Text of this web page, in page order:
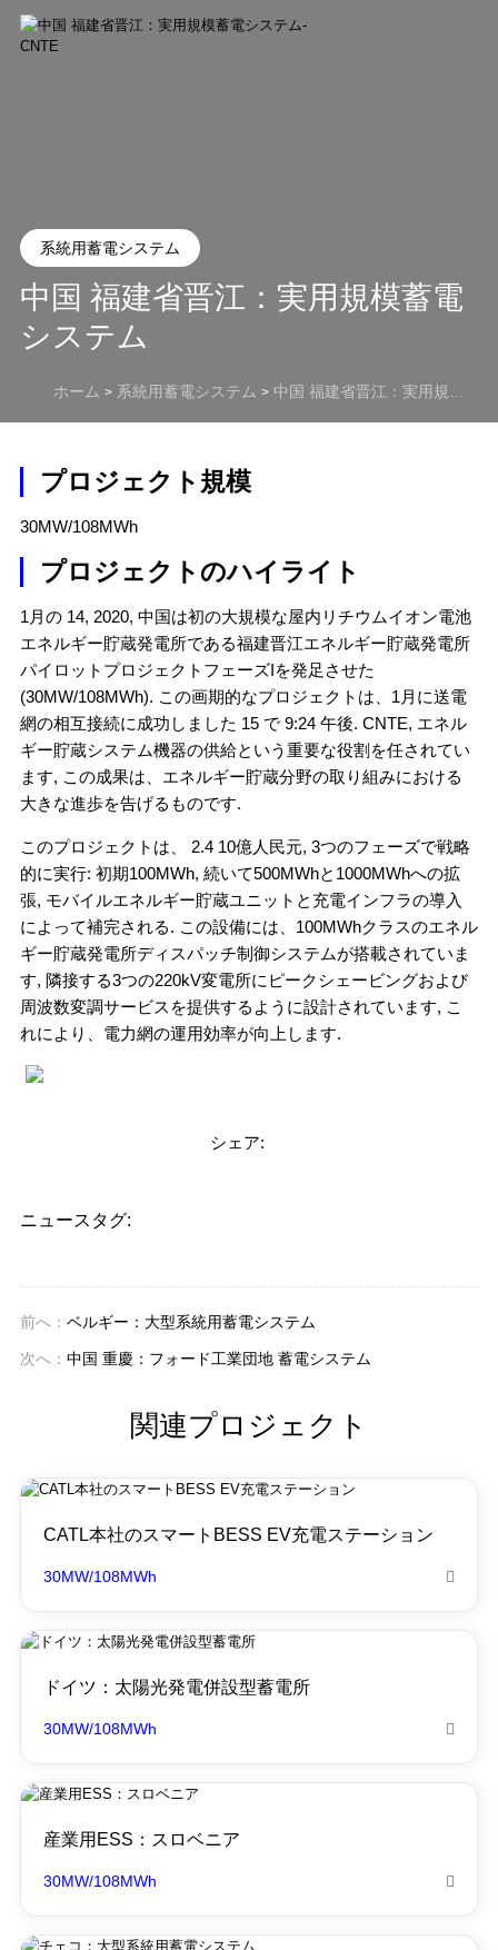
系統用蓄電システム
中国 福建省晋江：実用規模蓄電
システム
ホーム > 系統用蓄電システム > 中国 福建省晋江：実用規模蓄電システム
プロジェクト規模
30MW/108MWh
プロジェクトのハイライト
1月の 14, 2020, 中国は初の大規模な屋内リチウムイオン電池
エネルギー貯蔵発電所である福建晋江エネルギー貯蔵発電所
パイロットプロジェクトフェーズIを発足させた
(30MW/108MWh). この画期的なプロジェクトは、1月に送電
網の相互接続に成功しました 15 で 9:24 午後. CNTE, エネル
ギー貯蔵システム機器の供給という重要な役割を任されてい
ます, この成果は、エネルギー貯蔵分野の取り組みにおける
大きな進歩を告げるものです.
このプロジェクトは、 2.4 10億人民元, 3つのフェーズで戦略
的に実行: 初期100MWh, 続いて500MWhと1000MWhへの拡
張, モバイルエネルギー貯蔵ユニットと充電インフラの導入
によって補完される. この設備には、100MWhクラスのエネル
ギー貯蔵発電所ディスパッチ制御システムが搭載されていま
す, 隣接する3つの220kV変電所にピークシェービングおよび
周波数変調サービスを提供するように設計されています, こ
れにより、電力網の運用効率が向上します.
シェア:
ニュースタグ:
前へ： ベルギー：大型系統用蓄電システム
次へ： 中国 重慶：フォード工業団地 蓄電システム
関連プロジェクト
CATL本社のスマートBESS EV充電ステーション
30MW/108MWh 
ドイツ：太陽光発電併設型蓄電所
30MW/108MWh 
産業用ESS：スロベニア
30MW/108MWh 